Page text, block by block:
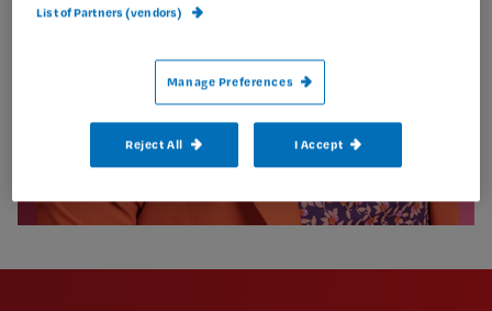
List of Partners (vendors)
Manage Preferences
Reject All I Accept